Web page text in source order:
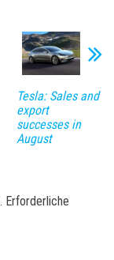
Tesla: Sales and
export
successes in
August
Erforderliche